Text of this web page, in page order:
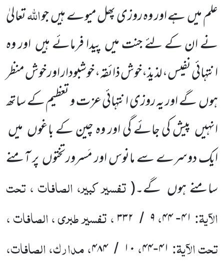
علم میں ہے اور وہ روزی پھل میوے ہیں جواللہتعالیٰ
نے ان کے لئے جنت میں پیدا فرمائے ہیں اور وہ
انتہائی نفیس، لذیذ،خوش ذائقہ، خوشبودار اور خوش منظر
ہوں گے اور یہ روزی انتہائی عزت و تعظیم کے ساتھ
انہیں پیش کی جائے گی اور وہ چین کے باغوں میں
ایک دوسرے سے مانوس اور مَسرورتختوں پر آمنے
سامنے ہوں گے۔(تفسیر کبیر، الصافات ، تحت
الآیۃ: ۴۱-۴۴،۹ / ۳۳۲، تفسیر طبری ، الصافات ،
تحت الآیۃ: ۴۱-۴۴،۱۰ /۴۸۴، مدارک، الصافات،